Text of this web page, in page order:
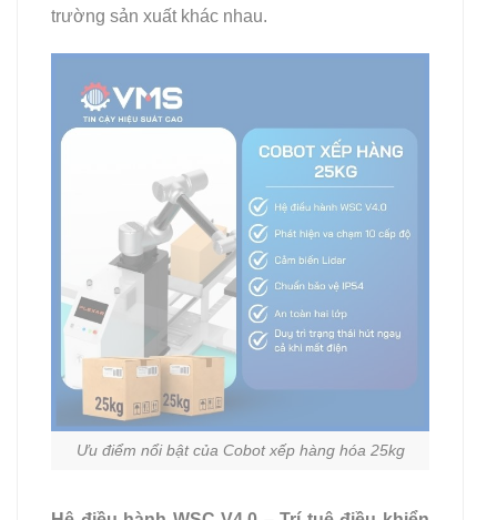
trường sản xuất khác nhau.
Ưu điểm nổi bật của Cobot xếp hàng hóa 25kg